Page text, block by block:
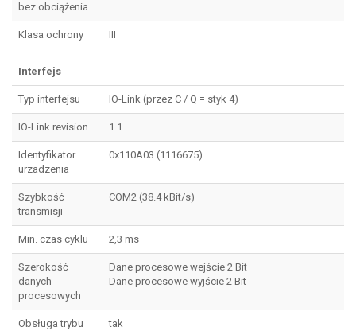
bez obciążenia
Klasa ochrony III
Interfejs
Typ interfejsu IO-Link (przez C / Q = styk 4)
IO-Link revision 1.1
Identyfikator
urzadzenia
0x110A03 (1116675)
Szybkość
transmisji
COM2 (38.4 kBit/s)
Min. czas cyklu 2,3 ms
Szerokość
danych
procesowych
Dane procesowe wejście 2 Bit
Dane procesowe wyjście 2 Bit
Obsługa trybu
tak